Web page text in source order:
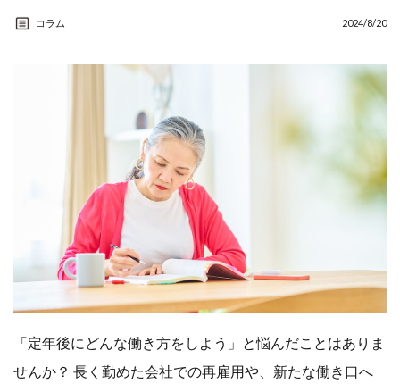
コラム 2024/8/20
「定年後にどんな働き方をしよう」と悩んだことはありま
せんか？ 長く勤めた会社での再雇用や、新たな働き口へ
コーチング シニア
リスキリング
人生１００年
健康 地域密着
学び 学習
棚卸 生きがい